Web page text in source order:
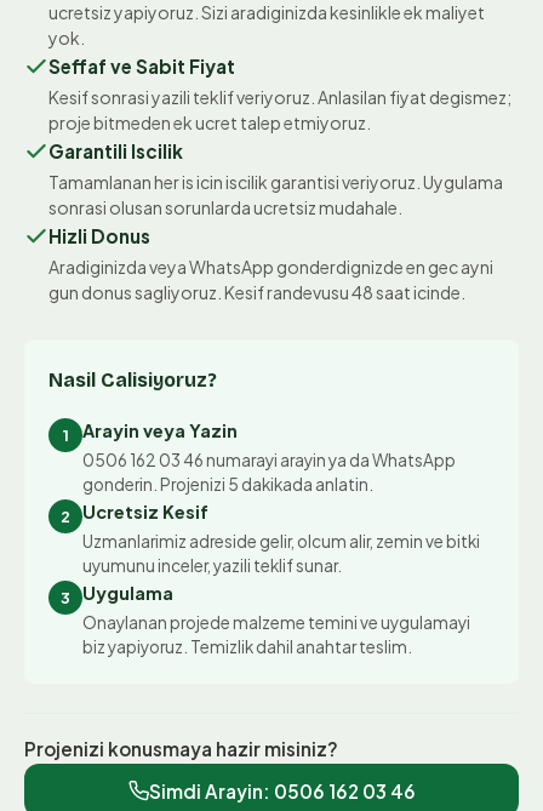
ucretsiz yapiyoruz. Sizi aradiginizda kesinlikle ek maliyet
yok.
Seffaf ve Sabit Fiyat
Kesif sonrasi yazili teklif veriyoruz. Anlasilan fiyat degismez;
proje bitmeden ek ucret talep etmiyoruz.
Garantili Iscilik
Tamamlanan her is icin iscilik garantisi veriyoruz. Uygulama
sonrasi olusan sorunlarda ucretsiz mudahale.
Hizli Donus
Aradiginizda veya WhatsApp gonderdignizde en gec ayni
gun donus sagliyoruz. Kesif randevusu 48 saat icinde.
Nasil Calisiyoruz?
1 Arayin veya Yazin
0506 162 03 46 numarayi arayin ya da WhatsApp
gonderin. Projenizi 5 dakikada anlatin.
2 Ucretsiz Kesif
Uzmanlarimiz adreside gelir, olcum alir, zemin ve bitki
uyumunu inceler, yazili teklif sunar.
3 Uygulama
Onaylanan projede malzeme temini ve uygulamayi
biz yapiyoruz. Temizlik dahil anahtar teslim.
Projenizi konusmaya hazir misiniz?
Simdi Arayin: 0506 162 03 46